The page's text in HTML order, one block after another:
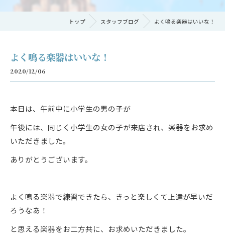
トップ スタッフブログ よく鳴る楽器はいいな！
よく鳴る楽器はいいな！
2020/12/06
本日は、午前中に小学生の男の子が
午後には、同じく小学生の女の子が来店され、楽器をお求め
いただきました。
ありがとうございます。
よく鳴る楽器で練習できたら、きっと楽しくて上達が早いだ
ろうなあ！
と思える楽器をお二方共に、お求めいただきました。